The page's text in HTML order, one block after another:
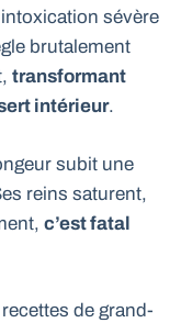
sévère
brutalement
transformant
intérieur.
subit une
reins saturent,
c’est fatal
de grand-